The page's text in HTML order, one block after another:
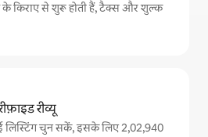
के किराए से शुरू होती हैं, टैक्स और शुल्क
रीव्यू
चुन सकें, इसके लिए 2,02,940